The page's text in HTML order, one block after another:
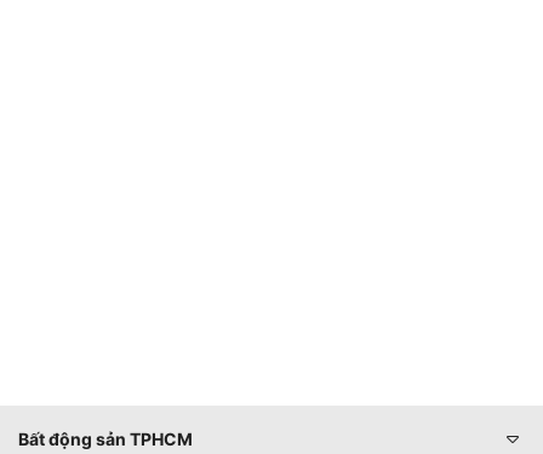
Bất động sản TPHCM